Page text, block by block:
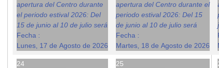
apertura del Centro durante
el periodo estival 2026: Del
15 de junio al 10 de julio será
Fecha :
Lunes, 17 de Agosto de 2026
apertura del Centro durante el
periodo estival 2026: Del 15
de junio al 10 de julio será
Fecha :
Martes, 18 de Agosto de 2026
24 25